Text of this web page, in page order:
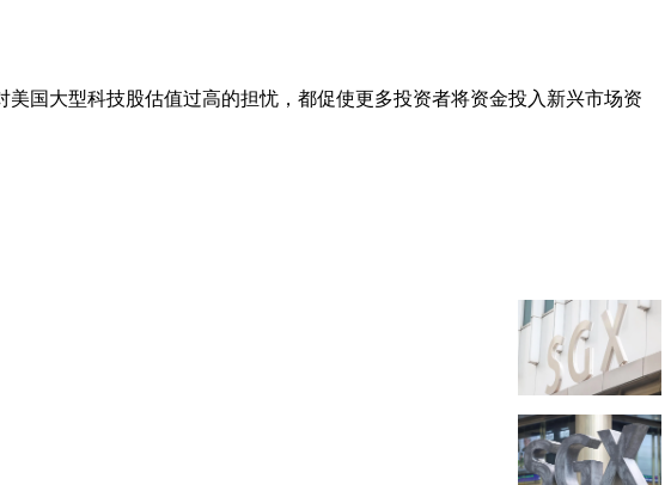
国大型科技股估值过高的担忧，都促使更多投资者将资金投入新兴市场资